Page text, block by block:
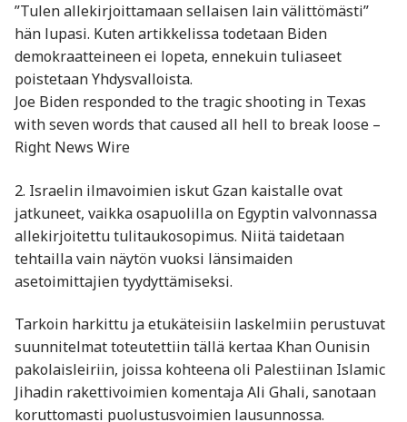
”Tulen allekirjoittamaan sellaisen lain välittömästi”
hän lupasi. Kuten artikkelissa todetaan Biden
demokraatteineen ei lopeta, ennekuin tuliaseet
poistetaan Yhdysvalloista.
Joe Biden responded to the tragic shooting in Texas
with seven words that caused all hell to break loose –
Right News Wire
2. Israelin ilmavoimien iskut Gzan kaistalle ovat
jatkuneet, vaikka osapuolilla on Egyptin valvonnassa
allekirjoitettu tulitaukosopimus. Niitä taidetaan
tehtailla vain näytön vuoksi länsimaiden
asetoimittajien tyydyttämiseksi.
Tarkoin harkittu ja etukäteisiin laskelmiin perustuvat
suunnitelmat toteutettiin tällä kertaa Khan Ounisin
pakolaisleiriin, joissa kohteena oli Palestiinan Islamic
Jihadin rakettivoimien komentaja Ali Ghali, sanotaan
koruttomasti puolustusvoimien lausunnossa.